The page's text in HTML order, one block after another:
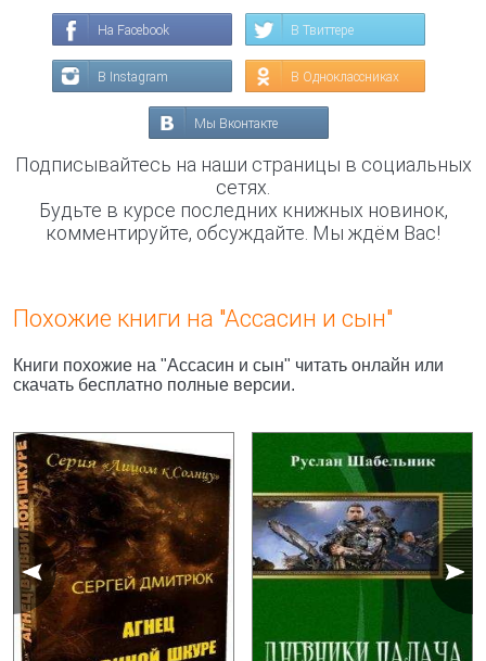
На Facebook В Твиттере
В Instagram В Одноклассниках
Мы Вконтакте
Подписывайтесь на наши страницы в социальных
сетях.
Будьте в курсе последних книжных новинок,
комментируйте, обсуждайте. Мы ждём Вас!
Похожие книги на "Ассасин и сын"
Книги похожие на "Ассасин и сын" читать онлайн или
скачать бесплатно полные версии.